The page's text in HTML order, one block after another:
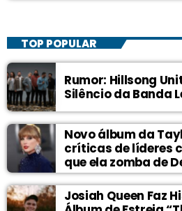
TOP POPULAR
Rumor: Hillsong
Silêncio da Banda
Novo álbum da
críticas de líderes
que ela zomba de
Josiah Queen Faz